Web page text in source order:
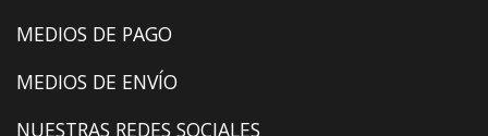
MEDIOS DE PAGO
MEDIOS DE ENVÍO
NUESTRAS REDES SOCIALES